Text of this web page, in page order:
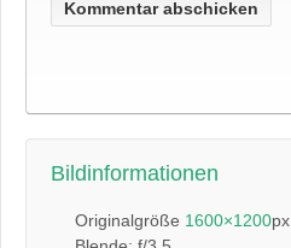
Bildinformationen
Originalgröße 1600×1200px